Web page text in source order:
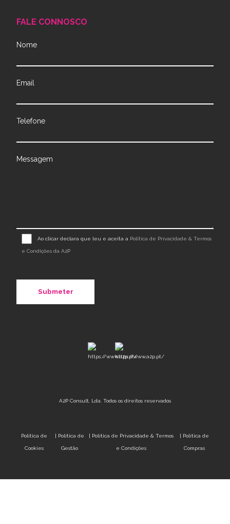
FALE CONNOSCO
Nome
Email
Telefone
Messagem
Ao clicar declara que leu e aceita a Política de Privacidade & Termos
e Condições da A2P
A2P Consult, Lda. Todos os direitos reservados
Política de
Cookies
Política de
Gestão
Política de Privacidade & Termos
e Condições
Política de
Compras